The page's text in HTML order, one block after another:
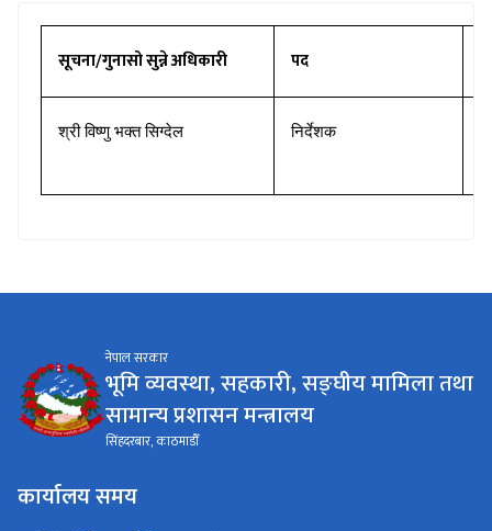
सूचना/गुनासो सुन्ने अधिकारी पद
श्री विष्णु भक्त सिग्देल निर्देशक
नेपाल सरकार
भूमि व्यवस्था, सहकारी, सङ्घीय मामिला तथा
सामान्य प्रशासन मन्त्रालय
सिंहदरबार, काठमाडौँ
कार्यालय समय